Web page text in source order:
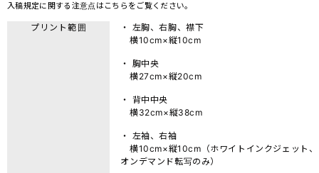
入稿規定に関する注意点は こちら をご覧ください。
プリント範囲
・ 左胸、右胸、襟下
横10cm×縦10cm
・ 胸中央
横27cm×縦20cm
・ 背中中央
横32cm×縦38cm
・ 左袖、右袖
横10cm×縦10cm（ホワイトインクジェット、
オンデマンド転写のみ）